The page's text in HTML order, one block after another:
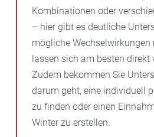
Kombinationen oder
– hier gibt es deutliche
mögliche
lassen sich am besten direkt
Zudem bekommen Sie
darum geht, eine individuell
zu finden oder einen
Winter zu erstellen.